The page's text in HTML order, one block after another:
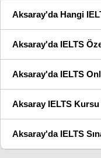
Aksaray'da Hangi
Aksaray'da IELTS
Aksaray'da IELTS
Aksaray IELTS
Aksaray'da IELTS